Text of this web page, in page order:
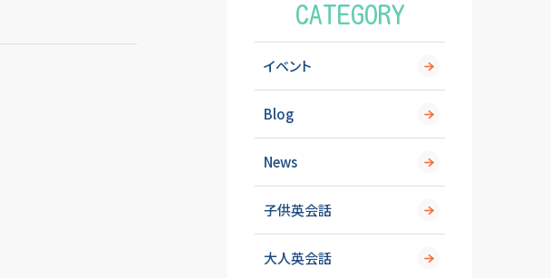
CATEGORY
イベント
Blog
News
子供英会話
大人英会話